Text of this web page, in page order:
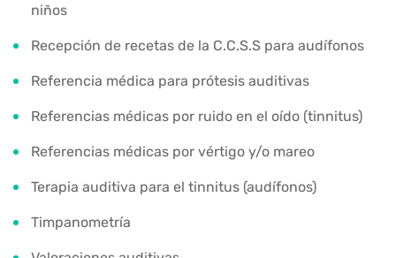
niños
Recepción de recetas de la C.C.S.S para audífonos
Referencia médica para prótesis auditivas
Referencias médicas por ruido en el oído (tinnitus)
Referencias médicas por vértigo y/o mareo
Terapia auditiva para el tinnitus (audífonos)
Timpanometría